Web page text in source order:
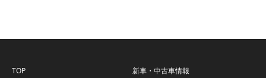
TOP
新車・中古車情報